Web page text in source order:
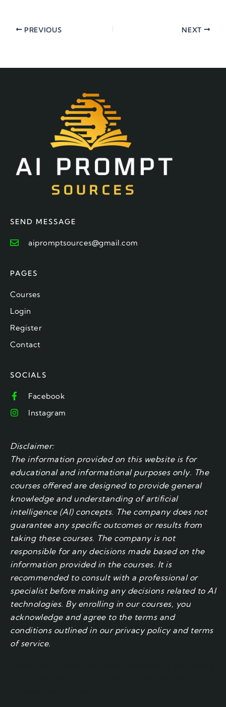
PREVIOUS NEXT
SEND MESSAGE
aipromptsources@gmail.com
PAGES
Courses
Login
Register
Contact
SOCIALS
Facebook
Instagram
Disclaimer:
The information provided on this website is for
educational and informational purposes only. The
courses offered are designed to provide general
knowledge and understanding of artificial
intelligence (AI) concepts. The company does not
guarantee any specific outcomes or results from
taking these courses. The company is not
responsible for any decisions made based on the
information provided in the courses. It is
recommended to consult with a professional or
specialist before making any decisions related to AI
technologies. By enrolling in our courses, you
acknowledge and agree to the terms and
conditions outlined in our privacy policy and terms
of service.